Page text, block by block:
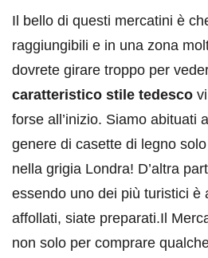
Il bello di questi mercatini è
raggiungibili e in una zona
dovrete girare troppo per
caratteristico stile tedesco
forse all’inizio. Siamo abituati
genere di casette di legno
nella grigia Londra! D’altra
essendo uno dei più turistici è
affollati, siate preparati.Il
non solo per comprare